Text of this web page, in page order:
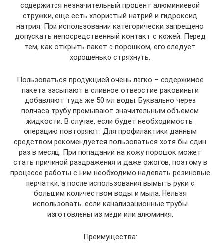
содержится незначительный процент алюминиевой
стружки, еще есть хлористый натрий и гидроксид
натрия. При использовании категорически запрещено
допускать непосредственный контакт с кожей. Перед
тем, как открыть пакет с порошком, его следует
хорошенько стряхнуть.
Пользоваться продукцией очень легко – содержимое
пакета засыпают в сливное отверстие раковины и
добавляют туда же 50 мл воды. Буквально через
полчаса трубу промывают значительным объемом
жидкости. В случае, если будет необходимость,
операцию повторяют. Для профилактики данным
средством рекомендуется пользоваться хотя бы один
раз в месяц. При попадании на кожу порошок может
стать причиной раздражения и даже ожогов, поэтому в
процессе работы с ним необходимо надевать резиновые
перчатки, а после использования вымыть руки с
большим количеством воды и мыла. Нельзя
использовать, если канализационные трубы
изготовлены из меди или алюминия.
Преимущества: